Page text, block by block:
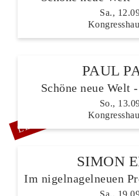
Sa.,
LETZTE TICKETS
PAUL
Schöne neue Welt
So.,
SIMON
Im nigelnagelneuen
Sa.,